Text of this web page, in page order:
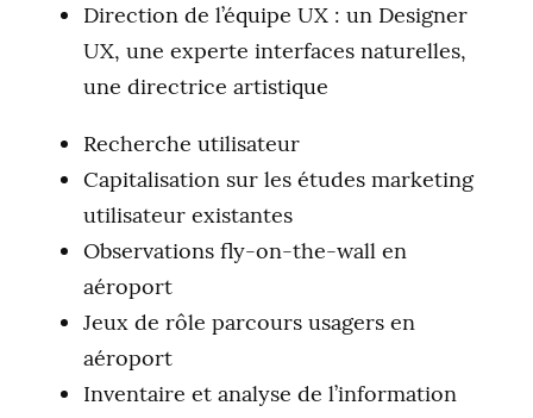
Direction de l’équipe UX : un Designer
UX, une experte interfaces naturelles,
une directrice artistique
Recherche utilisateur
Capitalisation sur les études marketing
utilisateur existantes
Observations fly-on-the-wall en
aéroport
Jeux de rôle parcours usagers en
aéroport
Inventaire et analyse de l’information